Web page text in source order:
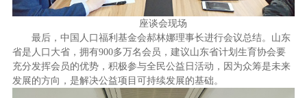
座谈会现场
最后，中国人口福利基金会郝林娜理事长进行会议总结。山东
省是人口大省，拥有900多万名会员，建议山东省计划生育协会要
充分发挥会员的优势，积极参与全民公益日活动，因为众筹是未来
发展的方向，是解决公益项目可持续发展的基础。